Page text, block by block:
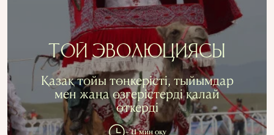
БАТЫС ОРТАЛЫҚ АЗИЯ
ҚАЗАҚСТАН
ӨНЕР ТАРИХ ДӘМІ
ҚАЛАЛАР
КСРО-ДАҒЫ ҚУҒЫН-СҮРГІН
ЭЛЕМЕНТТЕР
ҒЫЛЫМ ТАРИХЫ
МАМАНДЫҚТАР
АҚПАРАТТЫ ПАЙДАЛАНУ
ТОЙ ЭВОЛЮЦИЯСЫ
Қазақ тойы төңкерісті, тыйымдар
мен жаңа өзгерістерді қалай
өткерді
~ 11 мин оқу